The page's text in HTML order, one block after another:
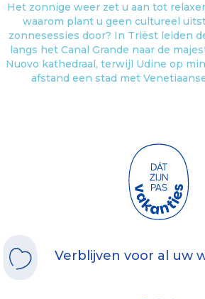
Het zonnige weer zet u aan tot
waarom plant u geen cultureel
zonnesessies door? In Triëst leiden
langs het Canal Grande naar de
Nuovo kathedraal, terwijl Udine op
afstand een stad met
Verblijven voor al uw